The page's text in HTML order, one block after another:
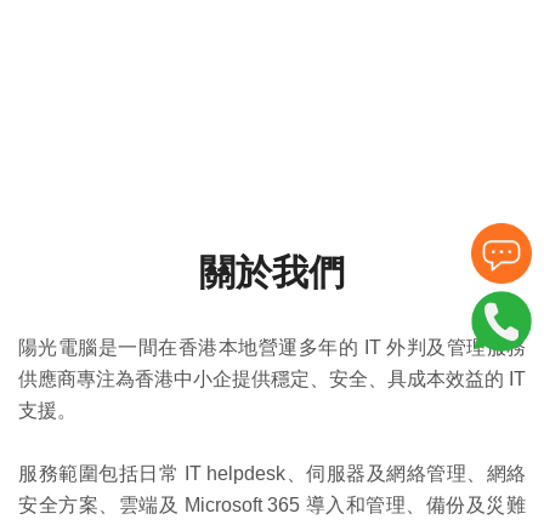
關於我們
陽光電腦是一間在香港本地營運多年的 IT 外判及管理服務
供應商專注為香港中小企提供穩定、安全、具成本效益的 IT
支援。
服務範圍包括日常 IT helpdesk、伺服器及網絡管理、網絡
安全方案、雲端及 Microsoft 365 導入和管理、備份及災難